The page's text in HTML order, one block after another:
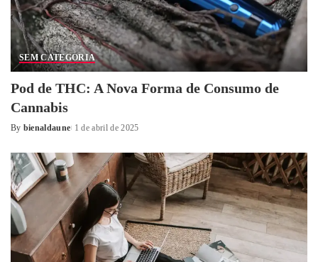
SEM CATEGORIA
Pod de THC: A Nova Forma de Consumo de
Cannabis
Posted
By bienaldaune 1 de abril de 2025